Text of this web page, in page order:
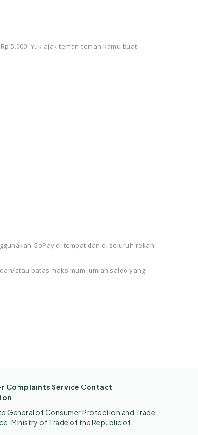
5.000! Yuk ajak teman-teman kamu buat
GoPay di tempat dan di seluruh rekan
atau batas maksimum jumlah saldo yang
Complaints Service Contact
General of Consumer Protection and Trade
Ministry of Trade of the Republic of